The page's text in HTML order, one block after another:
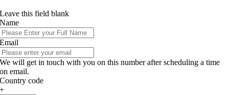
Leave this field blank
Name
Email
We will get in touch with you on this number after scheduling a time
on email.
Country code
+